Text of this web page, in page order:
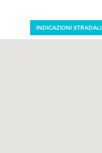
INDICAZIONI STRADALI